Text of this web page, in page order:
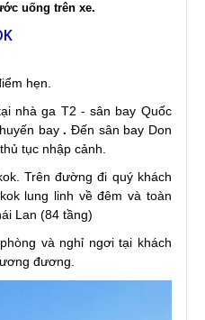
uống trên xe.
hẹn.
nhà ga T2 - sân bay Quốc
bay. Đến sân bay Don
tục nhập cảnh.
Trên đường đi quý khách
lung linh về đêm và toàn
Lan (84 tầng)
và nghỉ ngơi tại khách
đương.